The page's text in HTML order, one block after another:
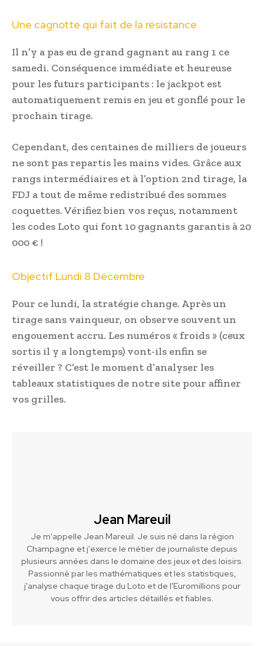
Une cagnotte qui fait de la résistance
Il n’y a pas eu de grand gagnant au rang 1 ce
samedi. Conséquence immédiate et heureuse
pour les futurs participants : le jackpot est
automatiquement remis en jeu et gonflé pour le
prochain tirage.
Cependant, des centaines de milliers de joueurs
ne sont pas repartis les mains vides. Grâce aux
rangs intermédiaires et à l’option 2nd tirage, la
FDJ a tout de même redistribué des sommes
coquettes. Vérifiez bien vos reçus, notamment
les codes Loto qui font 10 gagnants garantis à 20
000 € !
Objectif Lundi 8 Décembre
Pour ce lundi, la stratégie change. Après un
tirage sans vainqueur, on observe souvent un
engouement accru. Les numéros « froids » (ceux
sortis il y a longtemps) vont-ils enfin se
réveiller ? C’est le moment d’analyser les
tableaux statistiques de notre site pour affiner
vos grilles.
Jean Mareuil
Je m'appelle Jean Mareuil. Je suis né dans la région
Champagne et j'exerce le métier de journaliste depuis
plusieurs années dans le domaine des jeux et des loisirs.
Passionné par les mathématiques et les statistiques,
j'analyse chaque tirage du Loto et de l'Euromillions pour
vous offrir des articles détaillés et fiables.